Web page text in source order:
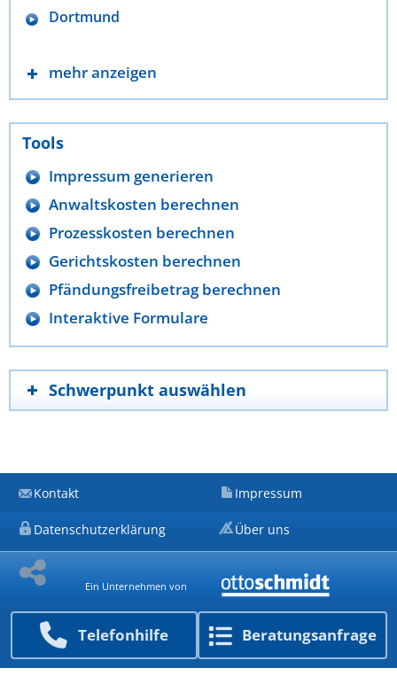
Telefon­hilfe Beratungs­anfrage
Dortmund
mehr anzeigen
Tools
Impressum generieren
Anwaltskosten berechnen
Prozesskosten berechnen
Gerichtskosten berechnen
Pfändungsfreibetrag berechnen
Interaktive Formulare
Schwerpunkt auswählen
Kontakt Impressum
Datenschutzerklärung Über uns
Ein Unternehmen von